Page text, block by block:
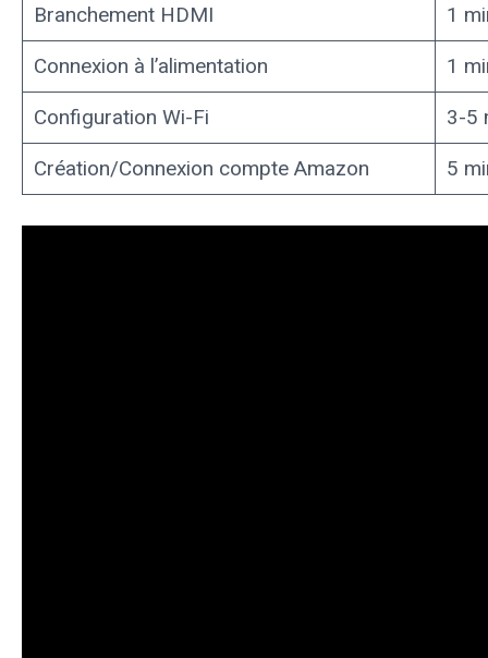
Branchement HDMI 1
Connexion à l’alimentation 1
Configuration Wi-Fi 3-5
Création/Connexion compte Amazon 5